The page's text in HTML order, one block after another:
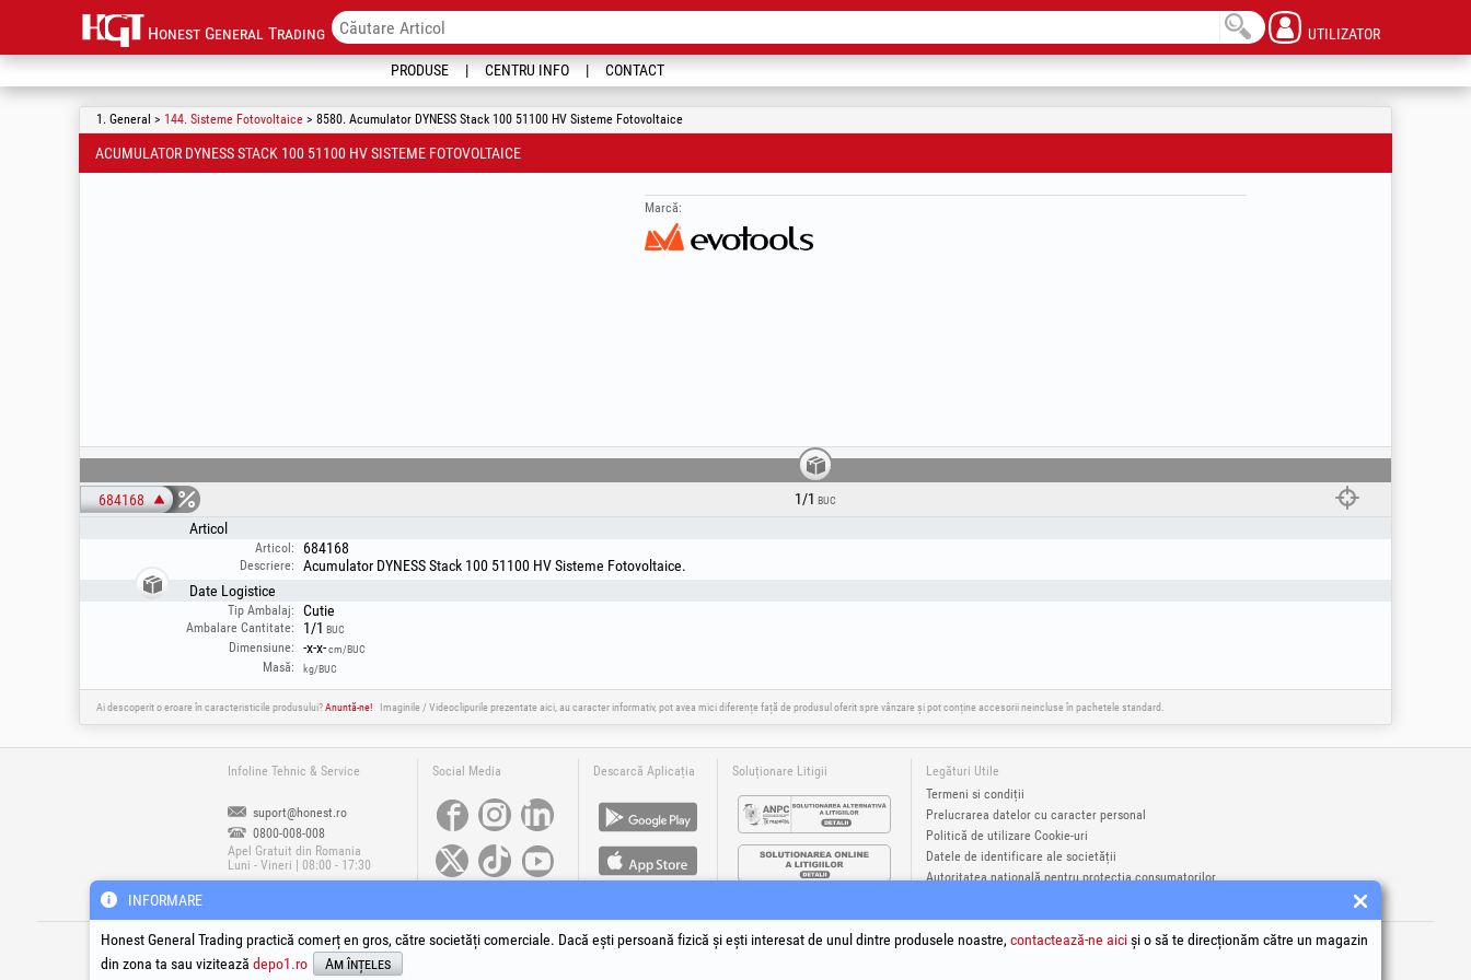
Honest General Trading UTILIZATOR
PRODUSE CENTRU INFO CONTACT
1. General > 144. Sisteme Fotovoltaice > 8580. Acumulator DYNESS Stack 100 51100 HV Sisteme Fotovoltaice
ACUMULATOR DYNESS STACK 100 51100 HV SISTEME FOTOVOLTAICE
Marcă:
684168 1/1 BUC
Articol
Articol: 684168
Descriere:
Acumulator DYNESS Stack 100 51100 HV Sisteme Fotovoltaice.
Date Logistice
Tip Ambalaj: Cutie
Ambalare Cantitate: 1/1 BUC
Dimensiune: -x-x-cm/BUC
Masă: kg/BUC
Ai descoperit o eroare în caracteristicile produsului?Anuntă-ne! Imaginile / Videoclipurile prezentate aici, au caracter informativ, pot avea mici diferențe față de produsul oferit spre vânzare și pot conține accesorii neincluse în pachetele standard.
Infoline Tehnic & Service
suport@honest.ro
0800-008-008
Apel Gratuit din Romania
Luni - Vineri | 08:00 - 17:30
Social Media Descarcă Aplicația Soluționare Litigii
Legături Utile
Termeni si condiții
Prelucrarea datelor cu caracter personal
Politică de utilizare Cookie-uri
Datele de identificare ale societății
Autoritatea națională pentru protecția consumatorilor
, EvoTools , EvoSanitary , EvoTools +Plus , EvoSanitary +Plus , EvoSelect , EPTO , EPTO Plus , PowerForProfessionals
și siglele acestora sunt mărci înregistrate Honest General Trading SRL.
Copyright 1994-2026Honest General Trading SRL. Toate drepturile rezervate. CUI: 6615609, Reg.Com.: J1994025279406
INFORMARE
Honest General Trading practică comerț en gros, către societăți comerciale. Dacă ești persoană fizică și ești interesat de unul dintre produsele noastre, contactează-ne aiciși o să te direcționăm către un magazin
din zona ta sau vizitează depo1.ro Am înțeles